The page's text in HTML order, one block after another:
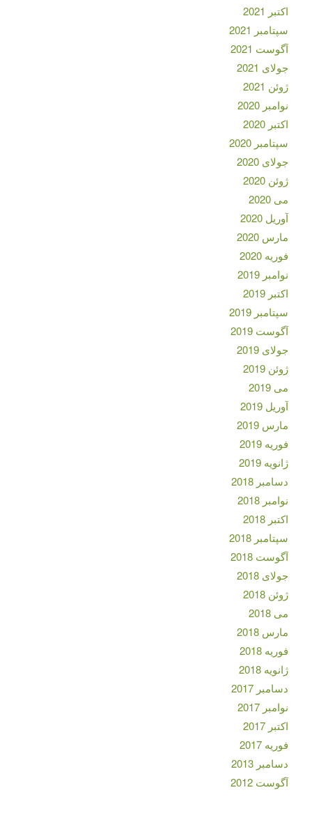
اکتبر 2021
سپتامبر 2021
آگوست 2021
جولای 2021
ژوئن 2021
نوامبر 2020
اکتبر 2020
سپتامبر 2020
جولای 2020
ژوئن 2020
می 2020
آوریل 2020
مارس 2020
فوریه 2020
نوامبر 2019
اکتبر 2019
سپتامبر 2019
آگوست 2019
جولای 2019
ژوئن 2019
می 2019
آوریل 2019
مارس 2019
فوریه 2019
ژانویه 2019
دسامبر 2018
نوامبر 2018
اکتبر 2018
سپتامبر 2018
آگوست 2018
جولای 2018
ژوئن 2018
می 2018
مارس 2018
فوریه 2018
ژانویه 2018
دسامبر 2017
نوامبر 2017
اکتبر 2017
فوریه 2017
دسامبر 2013
آگوست 2012